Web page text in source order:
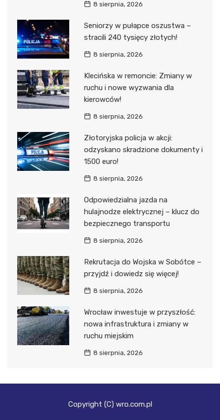
8 sierpnia, 2026
Seniorzy w pułapce oszustwa –
stracili 240 tysięcy złotych!
8 sierpnia, 2026
Klecińska w remoncie: Zmiany w
ruchu i nowe wyzwania dla
kierowców!
8 sierpnia, 2026
Złotoryjska policja w akcji:
odzyskano skradzione dokumenty i
1500 euro!
8 sierpnia, 2026
Odpowiedzialna jazda na
hulajnodze elektrycznej – klucz do
bezpiecznego transportu
8 sierpnia, 2026
Rekrutacja do Wojska w Sobótce –
przyjdź i dowiedz się więcej!
8 sierpnia, 2026
Wrocław inwestuje w przyszłość:
nowa infrastruktura i zmiany w
ruchu miejskim
8 sierpnia, 2026
Copyright (C) wro.com.pl